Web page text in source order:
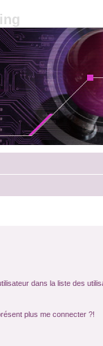
dans la liste des
plus me connecter ?!